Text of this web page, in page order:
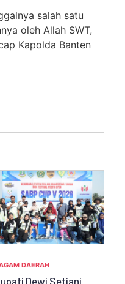
salah satu
oleh Allah SWT,
Kapolda Banten
Pilu, Keluarga di